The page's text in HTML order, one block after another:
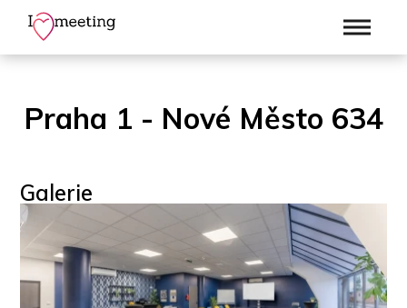
Praha 1 - Nové Město 634
Galerie